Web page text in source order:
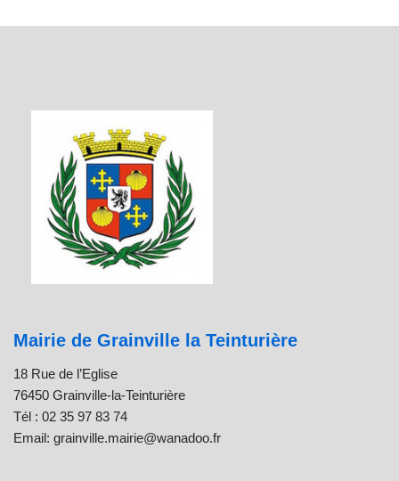
Mairie de Grainville la Teinturière
18 Rue de l’Eglise
76450 Grainville-la-Teinturière
Tél : 02 35 97 83 74
Email: grainville.mairie@wanadoo.fr